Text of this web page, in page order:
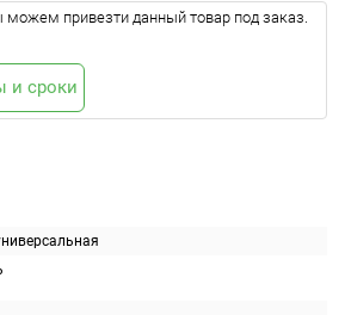
привезти данный товар под заказ.
и сроки